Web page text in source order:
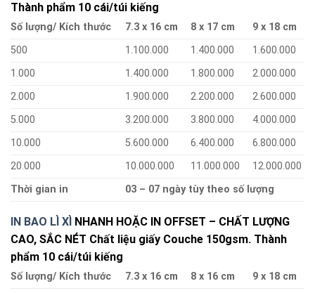
Thành phẩm 10 cái/túi kiếng
Số lượng/ Kích thước 7.3 x 16 cm 8 x 17 cm
9 x 18 cm
500
1.100.000 1.400.000
1.600.000
1.000
1.400.000 1.800.000
2.000.000
2.000
1.900.000 2.200.000
2.600.000
5.000
3.200.000 3.800.000
4.000.000
10.000
5.600.000 6.400.000
6.800.000
20.000
10.000.000 11.000.000
12.000.000
Thời gian in
03 – 07 ngày tùy theo số lượng
IN BAO LÌ XÌ NHANH HOẶC IN OFFSET – CHẤT LƯỢNG
CAO, SẮC NÉT Chất liệu giấy Couche 150gsm. Thành
phẩm 10 cái/túi kiếng
Số lượng/ Kích thước 7.3 x 16 cm 8 x 16 cm
9 x 18 cm